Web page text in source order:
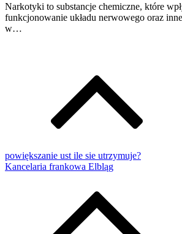
Narkotyki to substancje chemiczne, które
funkcjonowanie układu nerwowego oraz
w…
powiększanie ust ile sie utrzymuje?
Kancelaria frankowa Elbląg